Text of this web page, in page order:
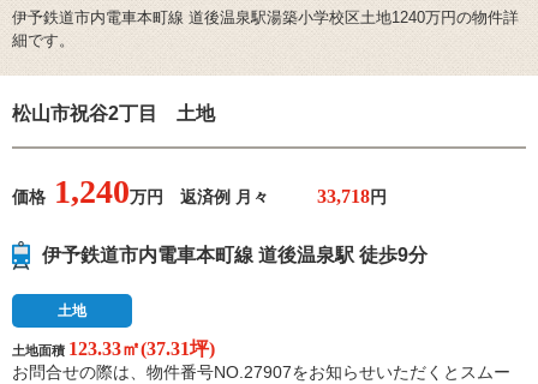
伊予鉄道市内電車本町線 道後温泉駅湯築小学校区土地1240万円の物件詳
細です。
松山市祝谷2丁目 土地
価格 1,240万円 返済例 月々 円
伊予鉄道市内電車本町線 道後温泉駅 徒歩9分
土地
土地面積 123.33㎡(37.31坪)
お問合せの際は、物件番号NO.27907をお知らせいただくとスムー